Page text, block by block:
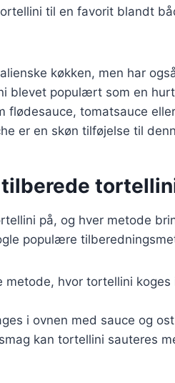
til en favorit blandt
køkken, men har
blevet populært som en
flødesauce, tomatsauce
er en skøn tilføjelse til
på, og hver metode
populære
metode, hvor tortellini
i ovnen med sauce og
kan tortellini sauteres